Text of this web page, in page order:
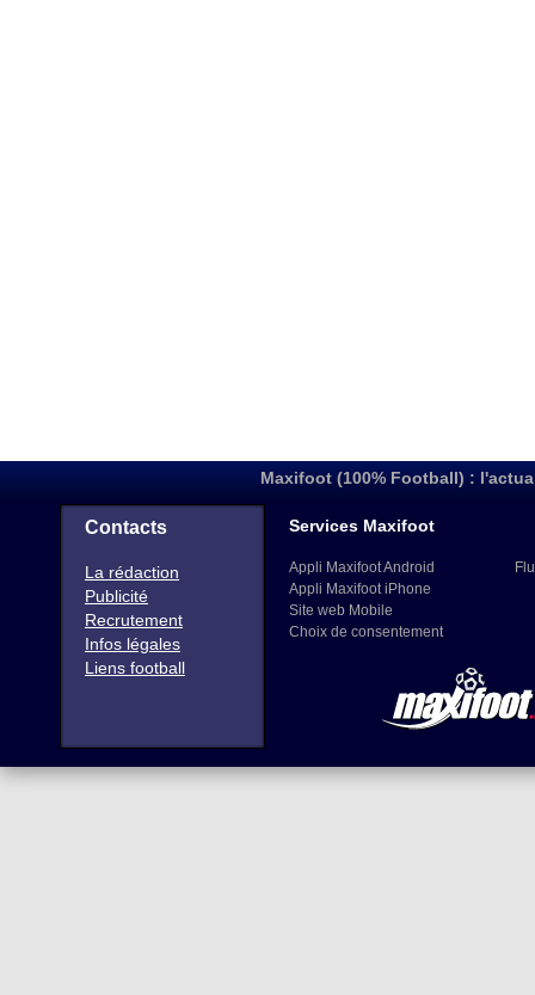
Maxifoot (100% Football) :
Contacts
La rédaction
Publicité
Recrutement
Infos légales
Liens football
Services Maxifoot
Appli Maxifoot Android
Appli Maxifoot iPhone
Site web Mobile
Choix de consentement